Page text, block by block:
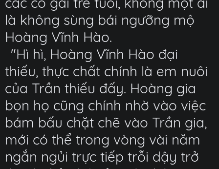
là không sùng bái ngưỡng mộ
Hoàng Vĩnh Hào.
"Hì hì, Hoàng Vĩnh Hào đại
thiếu, thực chất chính là em nuôi
của Trần thiếu đấy. Hoàng gia
bọn họ cũng chính nhờ vào việc
bám bấu chặt chẽ vào Trần gia,
mới có thể trong vòng vài năm
ngắn ngủi trực tiếp trỗi dậy trở